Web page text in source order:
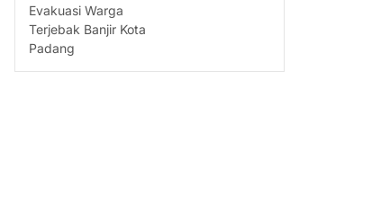
Evakuasi Warga
Terjebak Banjir Kota
Padang